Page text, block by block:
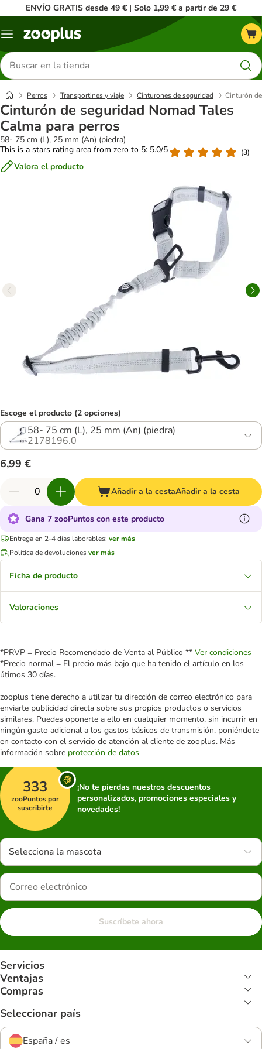
ENVÍO GRATIS desde 49 € | Solo 1,99 € a partir de 29 €
Menú
Buscar
productos
Perros Transportines y viaje Cinturones de seguridad Cinturón
Cinturón de seguridad Nomad Tales
Calma para perros
58- 75 cm (L), 25 mm (An) (piedra)
This is a stars rating area from zero to 5: 5.0/5
(3)
Valora el producto
Escoge el producto (2 opciones)
58- 75 cm (L), 25 mm (An) (piedra)
2178196.0
6,99 €
Añadir a la cestaAñadir a la cesta
Gana 7 zooPuntos con este producto
Entrega en 2-4 días laborables: ver más
Política de devolucionesver más
Ficha de producto
Valoraciones
*PRVP = Precio Recomendado de Venta al Público ** Ver condiciones
*Precio normal = El precio más bajo que ha tenido el artículo en los
útimos 30 días.
zooplus tiene derecho a utilizar tu dirección de correo electrónico para
enviarte publicidad directa sobre sus propios productos o servicios
similares. Puedes oponerte a ello en cualquier momento, sin incurrir en
ningún gasto adicional a los gastos básicos de transmisión, poniéndote
en contacto con el servicio de atención al cliente de zooplus. Más
información sobre protección de datos
333
zooPuntos por
suscribirte
¡No te pierdas nuestros descuentos
personalizados, promociones especiales y
novedades!
Selecciona la mascota
Suscríbete ahora
Servicios
Ventajas
Compras
Seleccionar país
España / es